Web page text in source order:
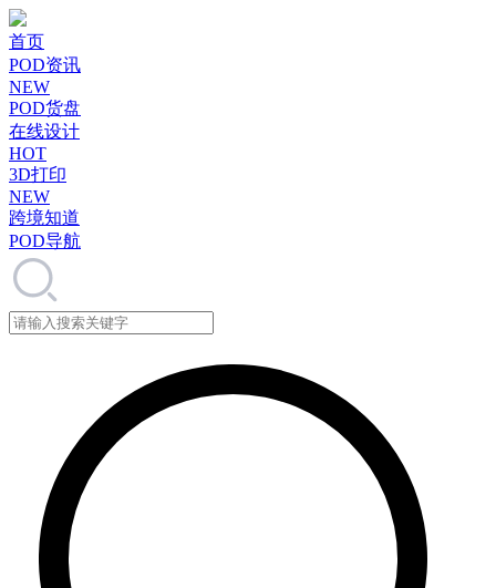
首页
POD资讯
NEW
POD货盘
在线设计
HOT
3D打印
NEW
跨境知道
POD导航